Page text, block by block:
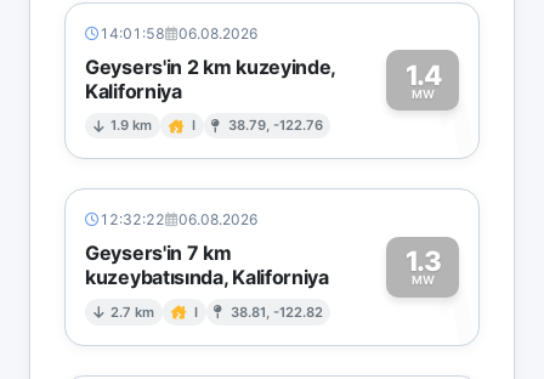
14:01:58 06.08.2026
Geysers'in 2 km kuzeyinde,
Kaliforniya
1.9 km I 38.79, -122.76
1.4
MW1
12:32:22 06.08.2026
Geysers'in 7 km
kuzeybatısında, Kaliforniya
2.7 km I 38.81, -122.82
1.3
MW1